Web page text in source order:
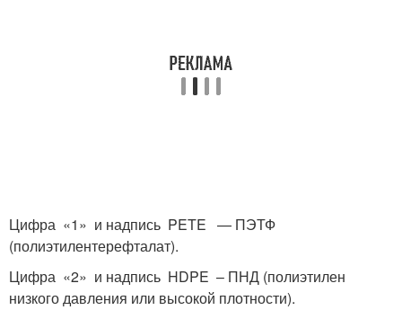
Цифра «1» и надпись PETE — ПЭТФ
(полиэтилентерефталат).
Цифра «2» и надпись HDPE – ПНД (полиэтилен
низкого давления или высокой плотности).